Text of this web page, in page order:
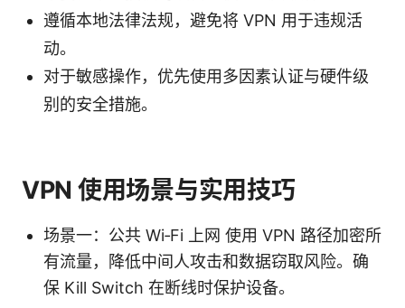
遵循本地法律法规，避免将 VPN 用于违规活
动。
对于敏感操作，优先使用多因素认证与硬件级
别的安全措施。
VPN 使用场景与实用技巧
场景一：公共 Wi‑Fi 上网 使用 VPN 路径加密所
有流量，降低中间人攻击和数据窃取风险。确
保 Kill Switch 在断线时保护设备。